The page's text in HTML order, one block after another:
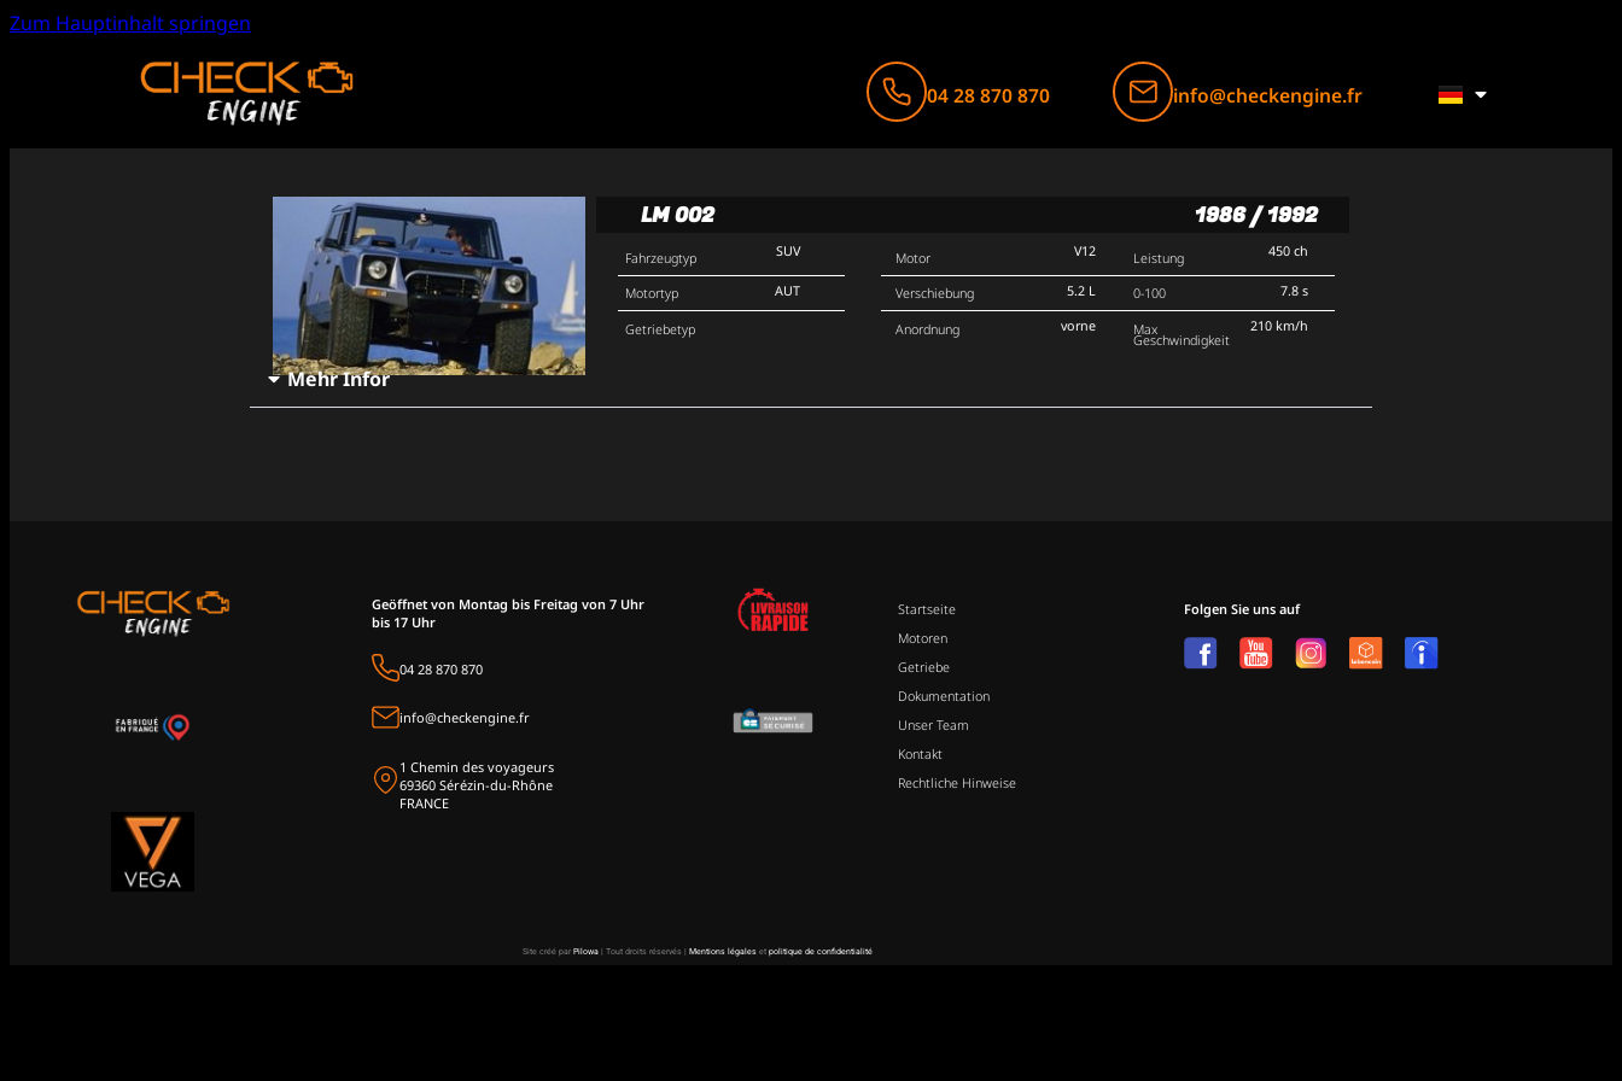
Zum Hauptinhalt springen
04 28 870 870 info@checkengine.fr
LM 002 1986 / 1992
Fahrzeugtyp
Motortyp
Getriebetyp
SUV
AUT
Motor
Verschiebung
Anordnung
V12
5.2 L
vorne
Leistung
0-100
Max
Geschwindigkeit
450 ch
7.8 s
210 km/h
Mehr Infor
Geöffnet von Montag bis Freitag von 7 Uhr
bis 17 Uhr
04 28 870 870
info@checkengine.fr
1 Chemin des voyageurs
69360 Sérézin-du-Rhône
FRANCE
Startseite
Motoren
Getriebe
Dokumentation
Unser Team
Kontakt
Rechtliche Hinweise
Folgen Sie uns auf
Site créé par Pilowa | Tout droits réservés | Mentions légales et politique de confidentialité